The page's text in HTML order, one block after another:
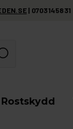
| 0703145831
Rostskydd